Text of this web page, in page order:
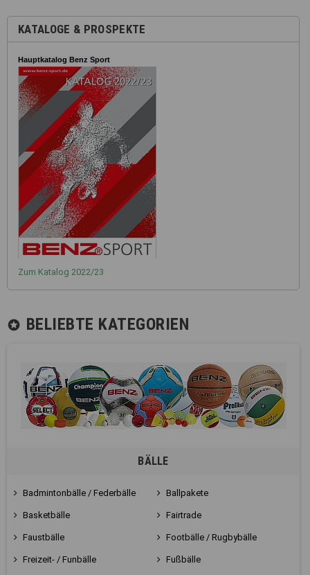
KATALOGE & PROSPEKTE
Hauptkatalog Benz Sport
Zum Katalog 2022/23
stars BELIEBTE KATEGORIEN
BÄLLE
Badmintonbälle / Federbälle Ballpakete
Basketbälle Fairtrade
Faustbälle Footbälle / Rugbybälle
Freizeit- / Funbälle Fußbälle